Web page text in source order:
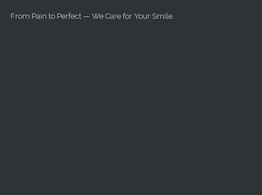
From Pain to Perfect — We Care for Your Smile.